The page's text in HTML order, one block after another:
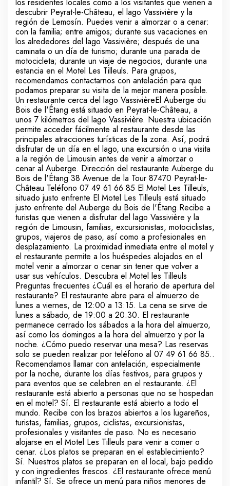
los residentes locales como a los visitantes que vienen a
descubrir Peyrat-le-Château, el lago Vassivière y la
región de Lemosín. Puedes venir a almorzar o a cenar:
con la familia; entre amigos; durante sus vacaciones en
los alrededores del lago Vassivière; después de una
caminata o un día de turismo; durante una parada de
motocicleta; durante un viaje de negocios; durante una
estancia en el Motel Les Tilleuls. Para grupos,
recomendamos contactarnos con antelación para que
podamos preparar su visita de la mejor manera posible.
Un restaurante cerca del lago VassivièreEl Auberge du
Bois de l'Étang está situado en Peyrat-le-Château, a
unos 7 kilómetros del lago Vassivière. Nuestra ubicación
permite acceder fácilmente al restaurante desde las
principales atracciones turísticas de la zona. Así, podrá
disfrutar de un día en el lago, una excursión o una visita
a la región de Limousin antes de venir a almorzar o
cenar al Auberge. Dirección del restaurante Auberge du
Bois de l'Étang 38 Avenue de la Tour 87470 Peyrat-le-
Château Teléfono 07 49 61 66 85 El Motel Les Tilleuls,
situado justo enfrente El Motel Les Tilleuls está situado
justo enfrente del Auberge du Bois de l'Étang.Recibe a
turistas que vienen a disfrutar del lago Vassivière y la
región de Limousin, familias, excursionistas, motociclistas,
grupos, viajeros de paso, así como a profesionales en
desplazamiento. La proximidad inmediata entre el motel y
el restaurante permite a los huéspedes alojados en el
motel venir a almorzar o cenar sin tener que volver a
usar sus vehículos. Descubra el Motel les Tilleuls
Preguntas frecuentes ¿Cuál es el horario de apertura del
restaurante? El restaurante abre para el almuerzo de
lunes a viernes, de 12:00 a 13:15. La cena se sirve de
lunes a sábado, de 19:00 a 20:30. El restaurante
permanece cerrado los sábados a la hora del almuerzo,
así como los domingos a la hora del almuerzo y por la
noche. ¿Cómo puedo reservar una mesa? Las reservas
solo se pueden realizar por teléfono al 07 49 61 66 85..
Recomendamos llamar con antelación, especialmente
por la noche, durante los días festivos, para grupos y
para eventos que se celebren en el restaurante. ¿El
restaurante está abierto a personas que no se hospedan
en el motel? Sí. El restaurante está abierto a todo el
mundo. Recibe con los brazos abiertos a los lugareños,
turistas, familias, grupos, ciclistas, excursionistas,
profesionales y visitantes de paso. No es necesario
alojarse en el Motel Les Tilleuls para venir a comer o
cenar. ¿Los platos se preparan en el establecimiento?
Sí. Nuestros platos se preparan en el local, bajo pedido
y con ingredientes frescos. ¿El restaurante ofrece menú
infantil? Sí. Se ofrece un menú para niños menores de